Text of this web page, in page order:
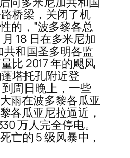
桥梁，关闭了机
的，”波多黎各总
18 日在多米尼加
共和国圣多明各监
比 2017 年的飓风
塔托孔附近登
周日晚上，一些
雨在波多黎各瓜亚
各瓜亚尼拉逼近，
万人完全停电。
亡的 5 级风暴中，